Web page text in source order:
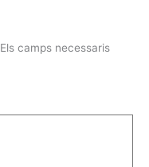
Els camps necessaris